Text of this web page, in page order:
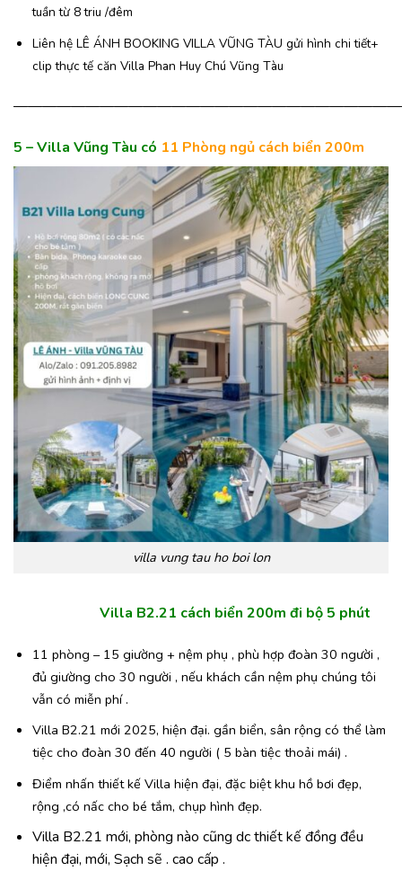
tuần từ 8 triu /đêm
Liên hệ LÊ ÁNH BOOKING VILLA VŨNG TÀU gửi hình chi tiết+
clip thực tế căn Villa Phan Huy Chú Vũng Tàu
5 – Villa Vũng Tàu có 11 Phòng ngủ cách biển 200m
villa vung tau ho boi lon
Villa B2.21 cách biển 200m đi bộ 5 phút
11 phòng – 15 giường + nệm phụ , phù hợp đoàn 30 người ,
đủ giường cho 30 người , nếu khách cần nệm phụ chúng tôi
vẫn có miễn phí .
Villa B2.21 mới 2025, hiện đại. gần biển, sân rộng có thể làm
tiệc cho đoàn 30 đến 40 người ( 5 bàn tiệc thoải mái) .
Điểm nhấn thiết kế Villa hiện đại, đặc biệt khu hồ bơi đẹp,
rộng ,có nấc cho bé tắm, chụp hình đẹp.
Villa B2.21 mới, phòng nào cũng dc thiết kế đồng đều
hiện đại, mới, Sạch sẽ . cao cấp .